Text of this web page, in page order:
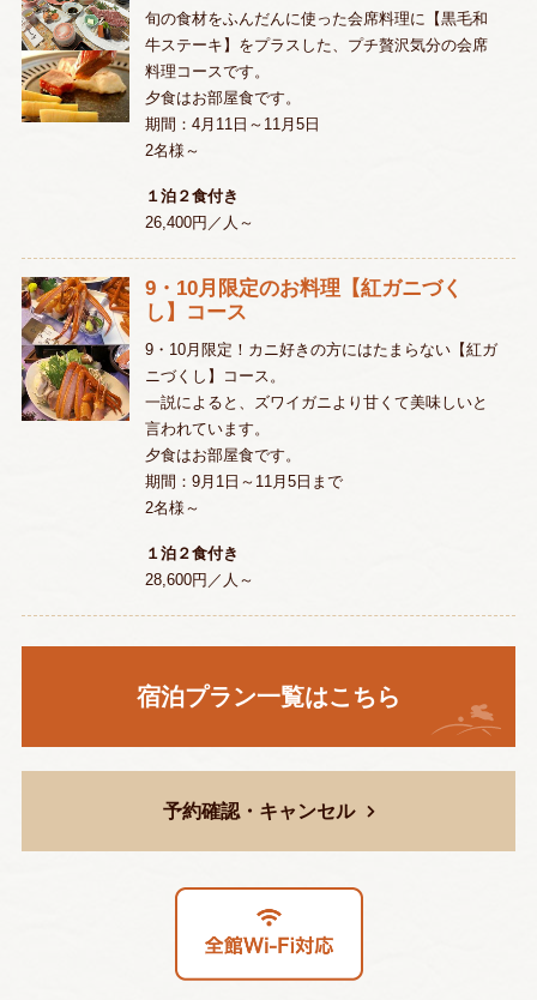
旬の食材をふんだんに使った会席料理に【黒毛和
牛ステーキ】をプラスした、プチ贅沢気分の会席
料理コースです。
夕食はお部屋食です。
期間：4月11日～11月5日
2名様～
１泊２食付き
26,400円／人～
9・10月限定のお料理【紅ガニづく
し】コース
9・10月限定！カニ好きの方にはたまらない【紅ガ
ニづくし】コース。
一説によると、ズワイガニより甘くて美味しいと
言われています。
夕食はお部屋食です。
期間：9月1日～11月5日まで
2名様～
１泊２食付き
28,600円／人～
宿泊プラン一覧はこちら
予約確認・キャンセル